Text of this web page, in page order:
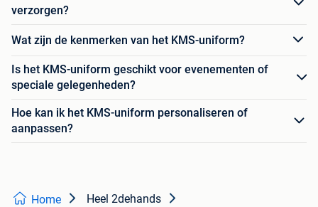
verzorgen?
Wat zijn de kenmerken van het KMS-uniform?
Is het KMS-uniform geschikt voor evenementen of
speciale gelegenheden?
Hoe kan ik het KMS-uniform personaliseren of
aanpassen?
Home Heel 2dehands